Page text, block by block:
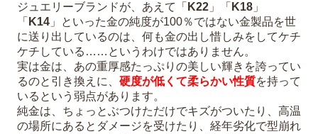
ジュエリーブランドが、あえて「 K22 」「 K18 」
「 K14 」といった金の純度が100％ではない金製品を世
に送り出しているのは、何も金の出し惜しみをしてケチ
ケチしている……というわけではありません。
実は金は、あの重厚感たっぷりの美しい輝きを誇ってい
るのと引き換えに、 硬度が低くて柔らかい性質を持って
いるという弱点があります。
純金は、ちょっとぶつけただけでキズがついたり、高温
の場所にあるとダメージを受けたり、経年劣化で型崩れ